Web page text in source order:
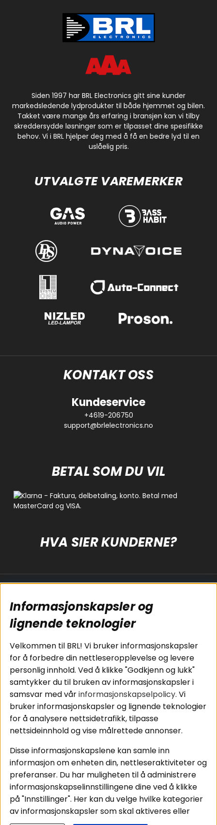
Siden 1997 har BRL Electronics gitt sine kunder
markedsledende lydprodukter til både hjemmet og bilen.
Takket være mange års erfaring i bransjen kan vi tilby
skreddersydde løsninger som er tilpasset dine spesifikke
behov. Vi i BRL hjelper deg med å få en bedre lyd til en
uslåelig pris.
UTVALGTE VAREMERKER
KONTAKT OSS
Kundeservice
+4619-206750
support@brlelectronics.no
BETAL SOM DU VIL
HVA SIER KUNDERNE?
Koblingsguide for
subwoofers
Tilkobling av
bilforsterker
Koblingsguide for
midbasser
Butikker
Våre ambassadører
- Team BRL
Cookies
Kjøpsvilkår
Personvernpolicy
Service / Garanti /
Retur
Billyd
Lyd til hjemmet
Pakkeløsninger
Hva passer i bilen
Instagram
Facebook
Youtube
Tiktok
Informasjonskapsler og
lignende teknologier
Velkommen til BRL! Vi bruker informasjonskapsler
for å forbedre din nettleseropplevelse og levere
personlig innhold. Ved å klikke "Godkjenn og lukk"
samtykker du til bruken av informasjonskapsler i
samsvar med vårinformasjonskapselpolicy. Vi
bruker informasjonskapsler og lignende teknologier
for å analysere nettsidetrafikk, tilpasse
nettsideinnhold og vise målrettede annonser.
Disse informasjonskapslene kan samle inn
informasjon om enheten din, nettleseraktiviteter og
preferanser. Du har muligheten til å administrere
informasjonskapselinnstillingene dine ved å klikke
på "Innstillinger". Her kan du velge hvilke kategorier
av informasjonskapsler som skal aktiveres eller